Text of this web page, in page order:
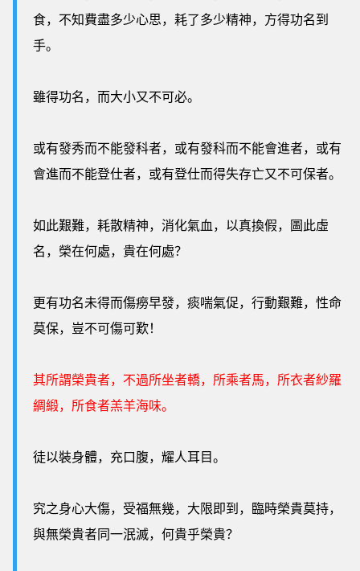
食，不知費盡多少心思，耗了多少精神，方得功名到
手。
雖得功名，而大小又不可必。
或有發秀而不能發科者，或有發科而不能會進者，或有
會進而不能登仕者，或有登仕而得失存亡又不可保者。
如此艱難，耗散精神，消化氣血，以真換假，圖此虛
名，榮在何處，貴在何處？
更有功名未得而傷癆早發，痰喘氣促，行動艱難，性命
莫保，豈不可傷可歎！
其所謂榮貴者，不過所坐者轎，所乘者馬，所衣者紗羅
綢緞，所食者羔羊海味。
徒以裝身體，充口腹，耀人耳目。
究之身心大傷，受福無幾，大限即到，臨時榮貴莫持，
與無榮貴者同一泯滅，何貴乎榮貴？